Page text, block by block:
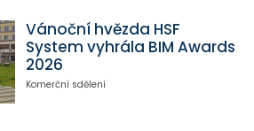
Vánoční hvězda HSF
System vyhrála BIM Awards
2026
Komerční sdělení